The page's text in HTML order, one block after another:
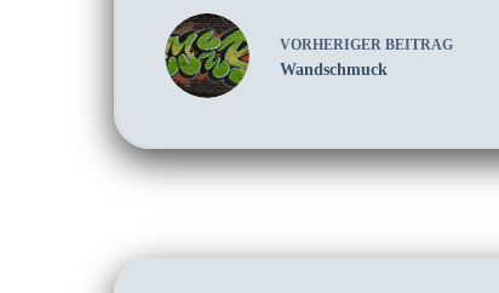
VORHERIGER BEITRAG
Wandschmuck